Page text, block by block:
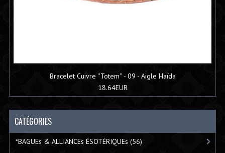
Bracelet Cuivre ''Totem'' - 09 - Aigle Haïda
18.64EUR
CATÉGORIES
*BAGUEs & ALLIANCEs ÉSOTÉRIQUEs (56)